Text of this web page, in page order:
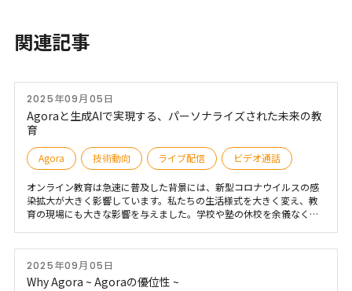
関連記事
2025年09月05日
Agoraと生成AIで実現する、パーソナライズされた未来の教
育
Agora 技術動向 ライブ配信 ビデオ通話
オンライン教育は急速に普及した背景には、新型コロナウイルスの感
染拡大が大きく影響しています。私たちの生活様式を大きく変え、教
育の現場にも大きな影響を与えました。学校や塾の休校を余儀なくさ
れた理由は、感染リスクの低減、学習の継続、そして時間や場所の制
約のない柔軟な学習環境を提供できる点にあります。
2025年09月05日
Why Agora ~ Agoraの優位性 ~